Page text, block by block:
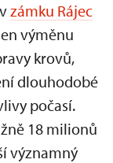
zámku Rájec
výměnu
krovů,
dlouhodobé
počasí.
18 milionů
významný